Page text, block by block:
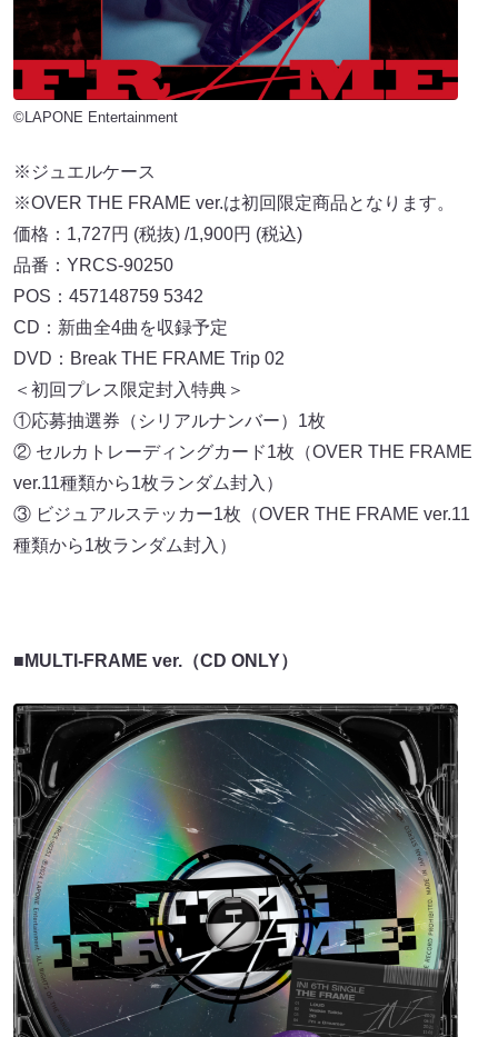
©LAPONE Entertainment
※ジュエルケース
※OVER THE FRAME ver.は初回限定商品となります。
価格：1,727円 (税抜) /1,900円 (税込)
品番：YRCS-90250
POS：457148759 5342
CD：新曲全4曲を収録予定
DVD：Break THE FRAME Trip 02
＜初回プレス限定封入特典＞
①応募抽選券（シリアルナンバー）1枚
② セルカトレーディングカード1枚（OVER THE FRAME
ver.11種類から1枚ランダム封入）
③ ビジュアルステッカー1枚（OVER THE FRAME ver.11
種類から1枚ランダム封入）
■MULTI-FRAME ver.（CD ONLY）